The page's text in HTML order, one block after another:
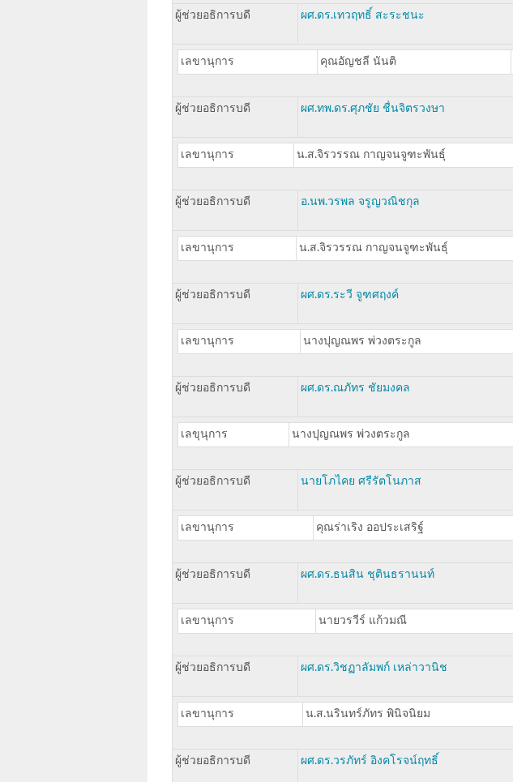
ผู้ช่วยอธิการบดี ผศ.ดร.เทวฤทธิ์ สะระชนะ
เลขานุการ คุณอัญชลี นันติ
ผู้ช่วยอธิการบดี ผศ.ทพ.ดร.ศุภชัย ชื่นจิตรวงษา
เลขานุการ น.ส.จิรวรรณ กาญจนจูฑะพันธุ์
ผู้ช่วยอธิการบดี อ.นพ.วรพล จรูญวณิชกุล
เลขานุการ น.ส.จิรวรรณ กาญจนจูฑะพันธุ์
ผู้ช่วยอธิการบดี ผศ.ดร.ระวี จูฑศฤงค์
เลขานุการ นางปุญณพร พ่วงตระกูล
ผู้ช่วยอธิการบดี ผศ.ดร.ณภัทร ชัยมงคล
เลขุนุการ นางปุญณพร พ่วงตระกูล
ผู้ช่วยอธิการบดี นายโภไคย ศรีรัตโนภาส
เลขานุการ คุณร่าเริง ออประเสริฐ์
ผู้ช่วยอธิการบดี ผศ.ดร.ธนสิน ชุตินธรานนท์
เลขานุการ นายวรวีร์ แก้วมณี
ผู้ช่วยอธิการบดี ผศ.ดร.วิชฏาลัมพก์ เหล่าวานิช
เลขานุการ น.ส.นรินทร์ภัทร พินิจนิยม
ผู้ช่วยอธิการบดี ผศ.ดร.วรภัทร์ อิงคโรจน์ฤทธิ์